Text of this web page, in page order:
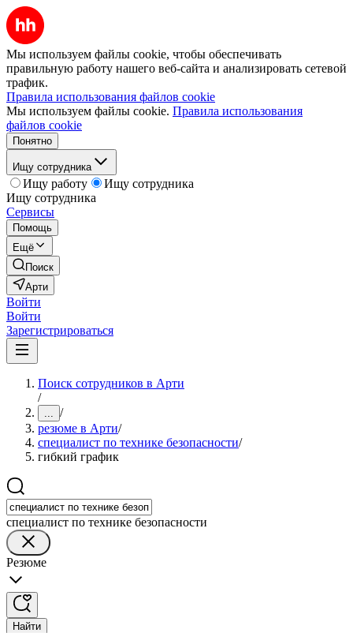
Мы используем файлы cookie, чтобы обеспечивать
правильную работу нашего веб-сайта и анализировать сетевой
трафик.
Правила использования файлов cookie
Мы используем файлы cookie. Правила использования
файлов cookie
Понятно
Ищу сотрудника
Ищу работу
Ищу сотрудника
Ищу сотрудника
Сервисы
Помощь
Ещё
Поиск
Арти
Войти
Войти
Зарегистрироваться
Поиск сотрудников в Арти
/
... /
резюме в Арти/
специалист по технике безопасности/
гибкий график
специалист по технике безопасности
Резюме
Найти